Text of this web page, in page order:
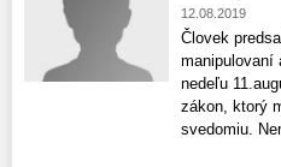
12.08.2019
Človek
manipulovaní
nedeľu
zákon, ktorý
svedomiu.